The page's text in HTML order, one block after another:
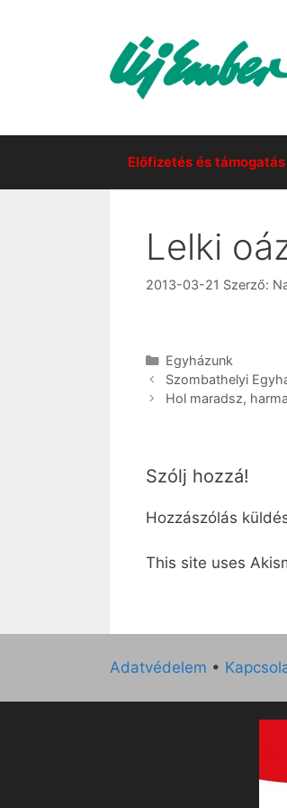
Előfizetés és támogatás
Lelki
2013-03-21 Szerző:
Kategória
Egyházunk
Szombathelyi
Hol maradsz,
Szólj hozzá!
Hozzászólás
This site uses
Adatvédelem •